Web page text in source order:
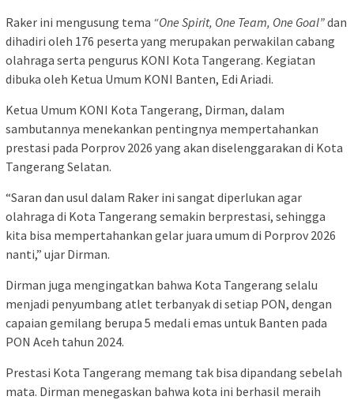
Raker ini mengusung tema “One Spirit, One Team, One Goal”dan
dihadiri oleh 176 peserta yang merupakan perwakilan cabang
olahraga serta pengurus KONI Kota Tangerang. Kegiatan
dibuka oleh Ketua Umum KONI Banten, Edi Ariadi.
Ketua Umum KONI Kota Tangerang, Dirman, dalam
sambutannya menekankan pentingnya mempertahankan
prestasi pada Porprov 2026 yang akan diselenggarakan di Kota
Tangerang Selatan.
“Saran dan usul dalam Raker ini sangat diperlukan agar
olahraga di Kota Tangerang semakin berprestasi, sehingga
kita bisa mempertahankan gelar juara umum di Porprov 2026
nanti,” ujar Dirman.
Dirman juga mengingatkan bahwa Kota Tangerang selalu
menjadi penyumbang atlet terbanyak di setiap PON, dengan
capaian gemilang berupa 5 medali emas untuk Banten pada
PON Aceh tahun 2024.
Prestasi Kota Tangerang memang tak bisa dipandang sebelah
mata. Dirman menegaskan bahwa kota ini berhasil meraih